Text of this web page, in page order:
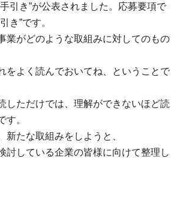
引き”が公表されました。 応募要項で
き”です。
業がどのような取組みに対してのもの
をよく読んでおいてね、ということで
しただけでは、理解ができないほど読
す。
新たな取組みをしようと、
討している企業の皆様に向けて整理し